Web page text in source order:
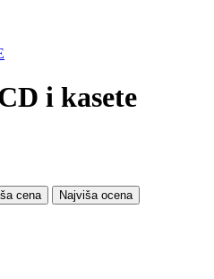
i kasete
cena Najviša ocena